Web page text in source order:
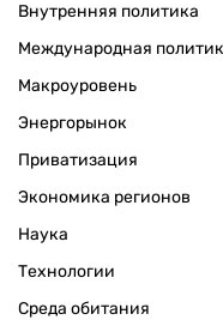
Внутренняя политика
Международная
Макроуровень
Энергорынок
Приватизация
Экономика регионов
Наука
Технологии
Среда обитания